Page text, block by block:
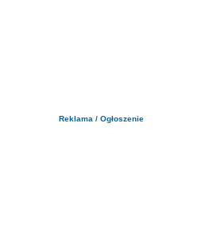
Reklama / Ogłoszenie